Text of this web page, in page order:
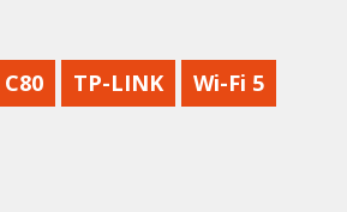
C80 TP-LINK Wi-Fi 5